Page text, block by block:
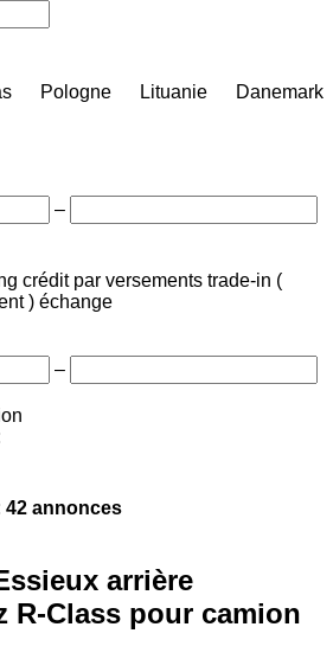
Pologne Lituanie
Danemark
–
crédit par versements trade-in (
) échange
–
42 annonces
arrière
R-Class pour camion